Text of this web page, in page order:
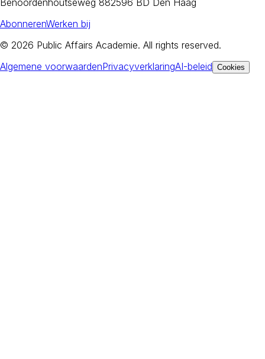
AbonnerenWerken bij
© 2026 Public Affairs Academie. All rights reserved.
Algemene voorwaardenPrivacyverklaringAI-beleid Cookies